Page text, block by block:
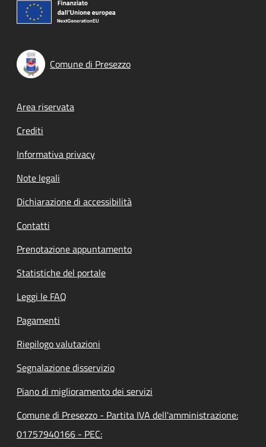
Comune di Presezzo
Footer menu
Area riservata
Crediti
Informativa privacy
Note legali
Dichiarazione di accessibilità
Contatti
Prenotazione appuntamento
Statistiche del portale
Leggi le FAQ
Pagamenti
Riepilogo valutazioni
Segnalazione disservizio
Piano di miglioramento dei servizi
Comune di Presezzo - Partita IVA dell'amministrazione:
01757940166 - PEC: